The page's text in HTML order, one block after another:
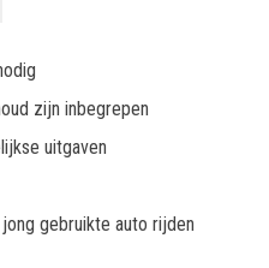
zijn inbegrepen
uitgaven
gebruikte auto rijden